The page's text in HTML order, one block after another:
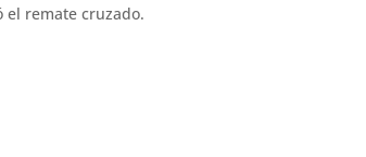
el remate cruzado.